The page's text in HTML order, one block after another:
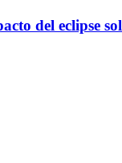
del eclipse